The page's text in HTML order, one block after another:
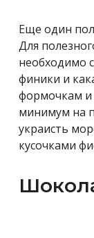
Еще один
Для
необходимо
финики и
формочкам и
минимум на
украисть
кусочками